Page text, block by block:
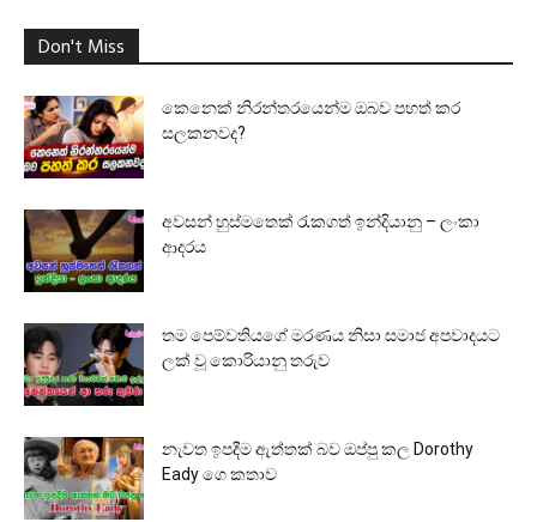
Don't Miss
කෙනෙක් නිරන්තරයෙන්ම ඔබව පහත් කර
සලකනවද?
අවසන් හුස්මතෙක් රැකගත් ඉන්දියානු – ලංකා
ආදරය
තම පෙම්වතියගේ මරණය නිසා සමාජ අපවාදයට
ලක් වූ කොරියානු තරුව
නැවත ඉපදීම ඇත්තක් බව ඔප්පු කල Dorothy
Eady ගෙ කතාව